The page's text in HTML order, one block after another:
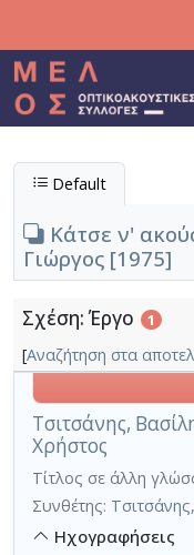
Default
Κάτσε ν'
Γιώργος [1975]
Σχέση: Έργο 1
[Αναζήτηση στα
Τσιτσάνης,
Χρήστος
Τίτλος σε άλλη
Συνθέτης:
Ηχογραφήσεις